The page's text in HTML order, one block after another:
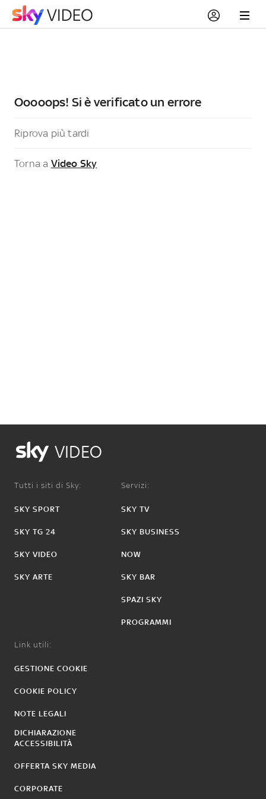
Ooooops! Si è verificato un errore
Riprova più tardi
Torna a Video Sky
VIDEO
Tutti i siti di Sky:
SKY SPORT
SKY TG 24
SKY VIDEO
SKY ARTE
Servizi:
SKY TV
SKY BUSINESS
NOW
SKY BAR
SPAZI SKY
PROGRAMMI
Link utili:
GESTIONE COOKIE
COOKIE POLICY
NOTE LEGALI
DICHIARAZIONE
ACCESSIBILITÀ
OFFERTA SKY MEDIA
CORPORATE